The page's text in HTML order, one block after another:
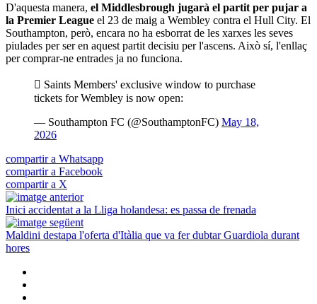
D'aquesta manera, el Middlesbrough jugarà el partit per pujar a
la Premier League el 23 de maig a Wembley contra el Hull City. El
Southampton, però, encara no ha esborrat de les xarxes les seves
piulades per ser en aquest partit decisiu per l'ascens. Això sí, l'enllaç
per comprar-ne entrades ja no funciona.
️ Saints Members' exclusive window to purchase
tickets for Wembley is now open:
— Southampton FC (@SouthamptonFC) May 18,
2026
compartir a Whatsapp
compartir a Facebook
compartir a X
Inici accidentat a la Lliga holandesa: es passa de frenada
Maldini destapa l'oferta d'Itàlia que va fer dubtar Guardiola durant
hores